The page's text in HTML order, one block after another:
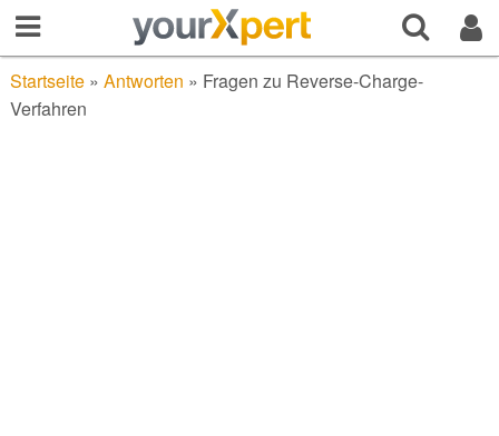
Startseite» Antworten » Fragen zu Reverse-Charge-
Verfahren